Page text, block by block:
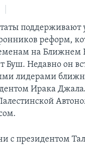
ПУТЕШЕСТВИЕ
ГОРОДКИ
поддерживают
реформ,
на Ближнем
Буш. Недавно он
лидерами
Ирака
с президентом